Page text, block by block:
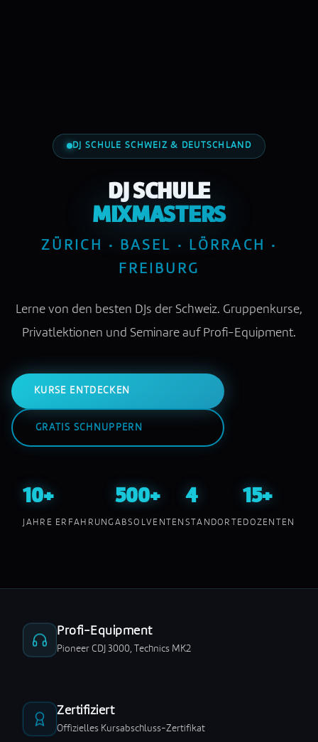
DJ SCHULE SCHWEIZ & DEUTSCHLAND
DJ SCHULE
MIXMASTERS
ZÜRICH · BASEL · LÖRRACH ·
FREIBURG
Lerne von den besten DJs der Schweiz. Gruppenkurse,
Privatlektionen und Seminare auf Profi-Equipment.
KURSE ENTDECKEN
GRATIS SCHNUPPERN
10+
JAHRE ERFAHRUNG
500+
ABSOLVENTEN
4
STANDORTE
15+
DOZENTEN
Profi-Equipment
Pioneer CDJ 3000, Technics MK2
Zertifiziert
Offizielles Kursabschluss-Zertifikat